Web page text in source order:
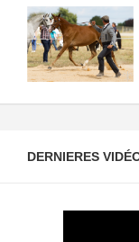
DERNIERES